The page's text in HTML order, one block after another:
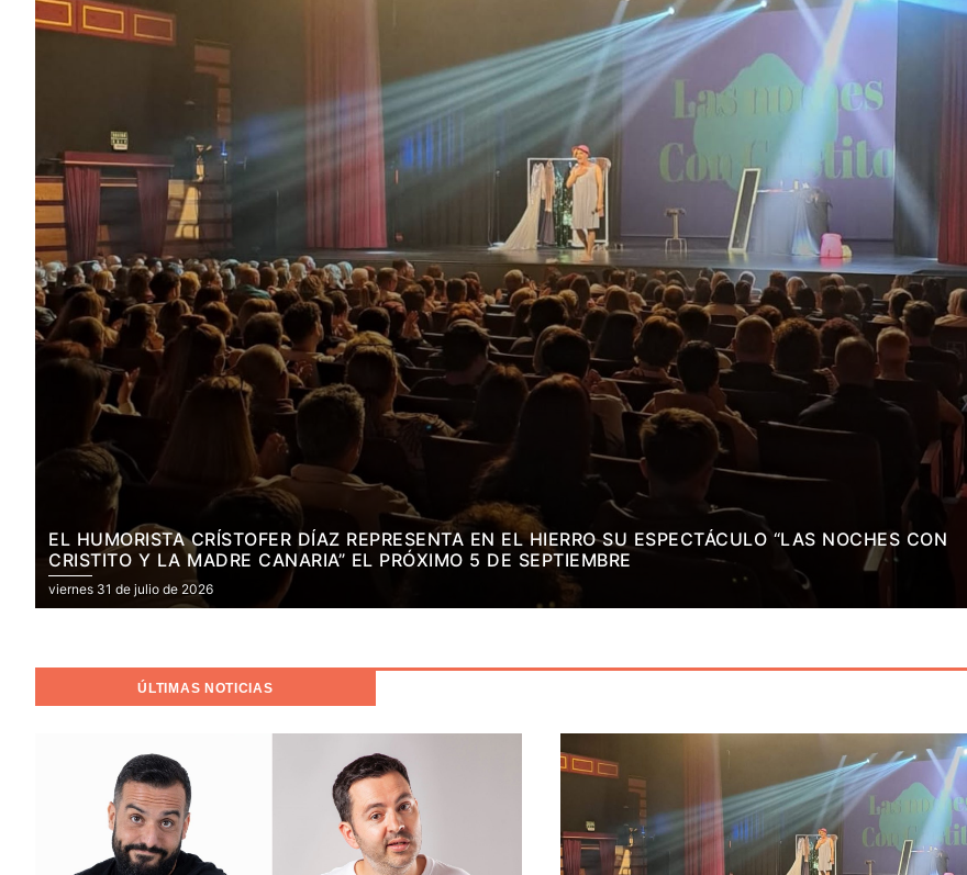
EL HUMORISTA CRÍSTOFER DÍAZ REPRESENTA EN EL HIERRO SU ESPECTÁCULO “LAS NOCHES CON
CRISTITO Y LA MADRE CANARIA” EL PRÓXIMO 5 DE SEPTIEMBRE
viernes 31 de julio de 2026
ÚLTIMAS NOTICIAS